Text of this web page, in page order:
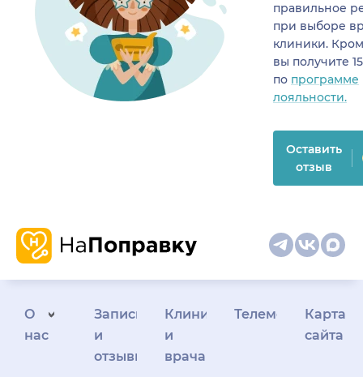
правильное
при выборе
клиники.
вы получите
по программе
лояльности.
Оставить
отзыв
О
нас
Запись
и
отзывы
Клиникам
и
врачам
Телемедицина
Карта
сайта